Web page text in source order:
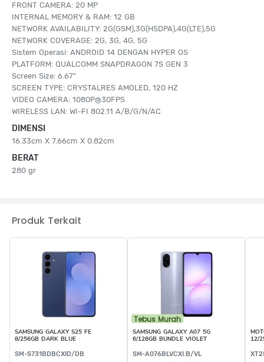
FRONT CAMERA: 20 MP
INTERNAL MEMORY & RAM: 12 GB
NETWORK AVAILABILITY: 2G(GSM),3G(HSDPA),4G(LTE),5G
NETWORK COVERAGE: 2G, 3G, 4G, 5G
Sistem Operasi: ANDROID 14 DENGAN HYPER OS
PLATFORM: QUALCOMM SNAPDRAGON 7S GEN 3
Screen Size: 6.67"
SCREEN TYPE: CRYSTALRES AMOLED, 120 HZ
VIDEO CAMERA: 1080P@30FPS
WIRELESS LAN: WI-FI 802.11 A/B/G/N/AC
DIMENSI
16.33cm X 7.66cm X 0.82cm
BERAT
280 gr
Produk Terkait
SAMSUNG GALAXY S25 FE
8/256GB DARK BLUE
SM-S731BDBCXID/DB
Tebus Murah
SAMSUNG GALAXY A07 5G
6/128GB BUNDLE VIOLET
SM-A076BLVCXI.B/VL
12/